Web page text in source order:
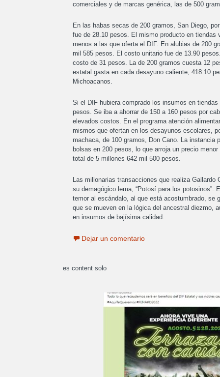
comerciales y de marcas genérica, las de 500
En las habas secas de 200 gramos, San Diego,
fue de 28.10 pesos. El mismo producto en
menos a las que oferta el DIF. En alubias de 200
mil 585 pesos. El costo unitario fue de 13.90
costo de 31 pesos. La de 200 gramos cuesta 12
estatal gasta en cada desayuno caliente, 418.10
Michoacanos.
Si el DIF hubiera comprado los insumos en
pesos. Se iba a ahorrar de 150 a 160 pesos por
elevados costos. En el programa atención
mismos que ofertan en los desayunos escolares,
machaca, de 100 gramos, Don Cano. La instancia
bolsas en 200 pesos, lo que arroja un precio
total de 5 millones 642 mil 500 pesos.
Las millonarias transacciones que realiza
su demagógico lema, “Potosí para los
temor al escándalo, al que está acostumbrado, se
que se mueven en la lógica del ancestral diezmo,
en insumos de bajísima calidad.
Dejar un comentario
es content solo